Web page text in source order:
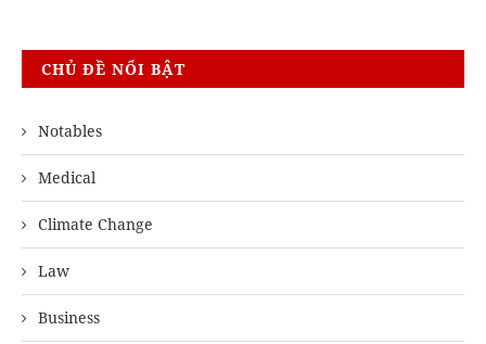
CHỦ ĐỀ NỔI BẬT
Notables
Medical
Climate Change
Law
Business